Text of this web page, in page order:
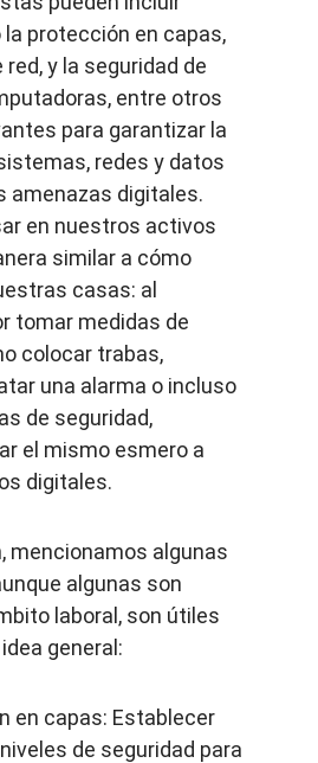
protección en capas,
red, y la seguridad de
entre otros
para garantizar la
redes y datos
amenazas digitales.
en nuestros activos
similar a cómo
casas: al
tomar medidas de
colocar trabas,
una alarma o incluso
de seguridad,
el mismo esmero a
digitales.
mencionamos algunas
algunas son
laboral, son útiles
general:
en capas: Establecer
de seguridad para